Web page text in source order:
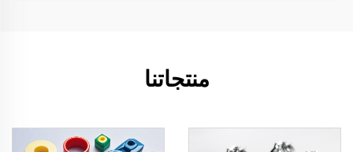
منتجاتنا